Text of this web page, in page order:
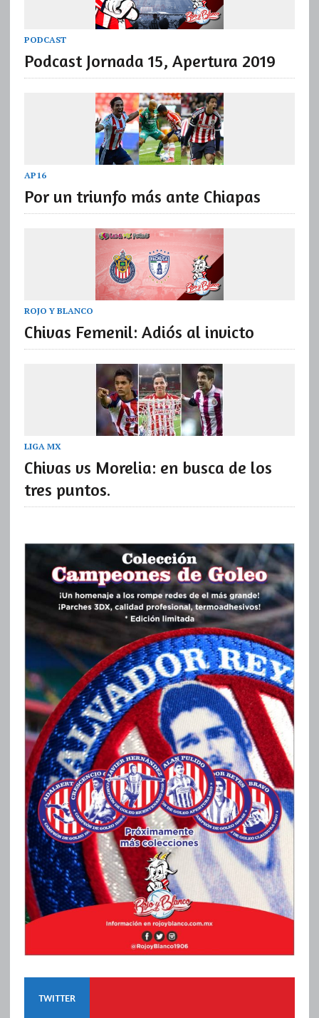
PODCAST
Podcast Jornada 15, Apertura 2019
AP16
Por un triunfo más ante Chiapas
ROJO Y BLANCO
Chivas Femenil: Adiós al invicto
LIGA MX
Chivas vs Morelia: en busca de los
tres puntos.
TWITTER